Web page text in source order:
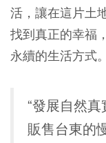
活，讓在這片土
找到真正的幸福
永續的生活方式
“發展自然
販售台東的